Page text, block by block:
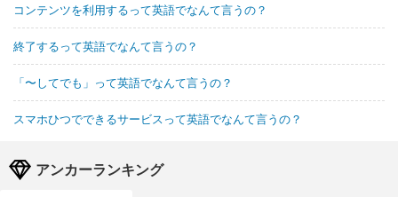
コンテンツを利用するって英語でなんて言うの？
終了するって英語でなんて言うの？
「〜してでも」って英語でなんて言うの？
スマホひつでできるサービスって英語でなんて言うの？
アンカーランキング